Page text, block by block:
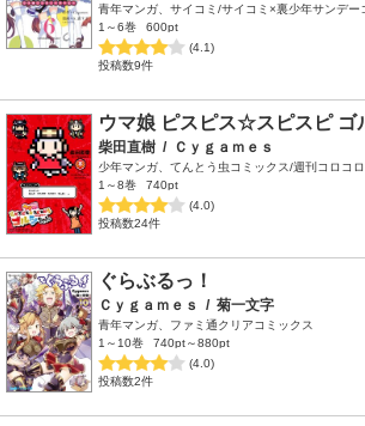
青年マンガ、サイコミ/サイコミ×裏少年サンデー
1～6巻
600pt
(4.1)
投稿数9件
ウマ娘 ピスピス☆スピスピ ゴ
柴田直樹 / Ｃｙｇａｍｅｓ
少年マンガ、てんとう虫コミックス/週刊コロコ
1～8巻
740pt
(4.0)
投稿数24件
ぐらぶるっ！
Ｃｙｇａｍｅｓ / 菊一文字
青年マンガ、ファミ通クリアコミックス
1～10巻
740pt～880pt
(4.0)
投稿数2件